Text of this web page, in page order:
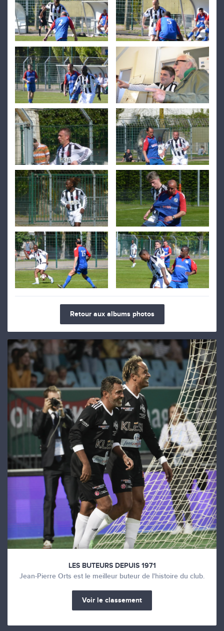
Retour aux albums photos
LES BUTEURS DEPUIS 1971
Jean-Pierre Orts est le meilleur buteur de l'histoire du club.
Voir le classement